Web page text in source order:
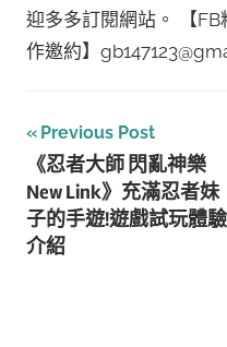
迎多多訂閱網站。 【
作邀約】
文
章
導
覽
Previous Post
《忍者大師 閃亂神樂
New Link》充滿忍者妹
子的手遊!遊戲試玩體驗
介紹